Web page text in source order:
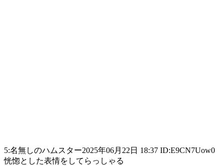
5:名無しのハムスター2025年06月22日 18:37 ID:E9CN7Uow0
恍惚とした表情をしてらっしゃる